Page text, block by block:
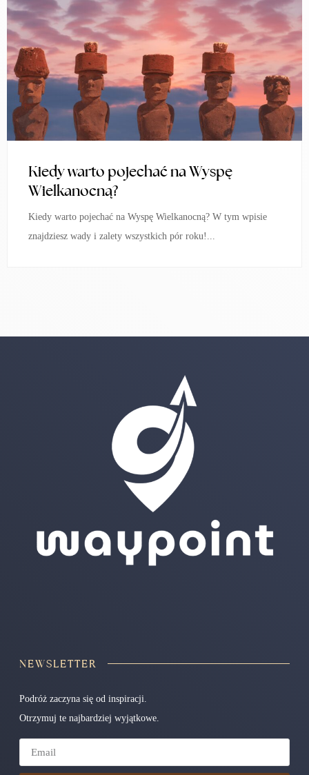
Kiedy warto pojechać na Wyspę
Wielkanocną?
Kiedy warto pojechać na Wyspę Wielkanocną? W tym wpisie
znajdziesz wady i zalety wszystkich pór roku!...
NEWSLETTER
Podróż zaczyna się od inspiracji.
Otrzymuj te najbardziej wyjątkowe.